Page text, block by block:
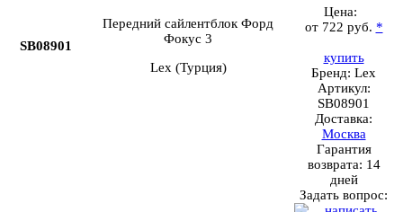
SB08901
Передний сайлентблок Форд
Фокус 3
Lex (Турция)
Цена:
от 722 руб. *
купить
Бренд: Lex
Артикул:
SB08901
Доставка:
Москва
Гарантия
возврата: 14
дней
Задать вопрос: